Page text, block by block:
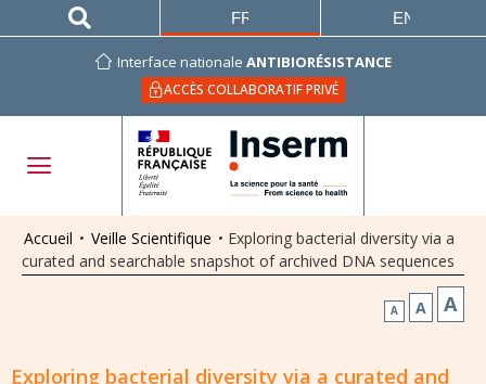
Interface nationale ANTIBIORÉSISTANCE
ACCÈS COLLABORATIF PRIVÉ
FRANÇAIS ENGLISH
Accueil • Veille Scientifique • Exploring bacterial diversity via a
curated and searchable snapshot of archived DNA sequences
A A A
Exploring bacterial diversity via a curated and